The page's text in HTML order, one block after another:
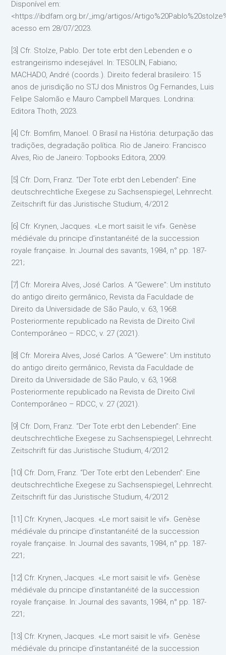
Disponível em:
<https://ibdfam.org.br/_img/artigos/
acesso em 28/07/2023.
[3] Cfr. Stolze, Pablo. Der tote erbt den Lebenden e o
estrangeirismo indesejável. In: TESOLIN, Fabiano;
MACHADO, André (coords.). Direito federal brasileiro: 15
anos de jurisdição no STJ dos Ministros Og Fernandes, Luis
Felipe Salomão e Mauro Campbell Marques. Londrina:
Editora Thoth, 2023.
[4] Cfr. Bomfim, Manoel. O Brasil na História: deturpação das
tradições, degradação política. Rio de Janeiro: Francisco
Alves, Rio de Janeiro: Topbooks Editora, 2009.
[5] Cfr. Dorn, Franz. “Der Tote erbt den Lebenden”: Eine
deutschrechtliche Exegese zu Sachsenspiegel, Lehnrecht.
Zeitschrift für das Juristische Studium, 4/2012
[6] Cfr. Krynen, Jacques. «Le mort saisit le vif». Genèse
médiévale du principe d’instantanéité de la succession
royale française. In: Journal des savants, 1984, n° pp. 187-
221;
[7] Cfr. Moreira Alves, José Carlos. A “Gewere”: Um instituto
do antigo direito germânico, Revista da Faculdade de
Direito da Universidade de São Paulo, v. 63, 1968.
Posteriormente republicado na Revista de Direito Civil
Contemporâneo – RDCC, v. 27 (2021).
[8] Cfr. Moreira Alves, José Carlos. A “Gewere”: Um instituto
do antigo direito germânico, Revista da Faculdade de
Direito da Universidade de São Paulo, v. 63, 1968.
Posteriormente republicado na Revista de Direito Civil
Contemporâneo – RDCC, v. 27 (2021).
[9] Cfr. Dorn, Franz. “Der Tote erbt den Lebenden”: Eine
deutschrechtliche Exegese zu Sachsenspiegel, Lehnrecht.
Zeitschrift für das Juristische Studium, 4/2012
[10] Cfr. Dorn, Franz. “Der Tote erbt den Lebenden”: Eine
deutschrechtliche Exegese zu Sachsenspiegel, Lehnrecht.
Zeitschrift für das Juristische Studium, 4/2012
[11] Cfr. Krynen, Jacques. «Le mort saisit le vif». Genèse
médiévale du principe d’instantanéité de la succession
royale française. In: Journal des savants, 1984, n° pp. 187-
221;
[12] Cfr. Krynen, Jacques. «Le mort saisit le vif». Genèse
médiévale du principe d’instantanéité de la succession
royale française. In: Journal des savants, 1984, n° pp. 187-
221;
[13] Cfr. Krynen, Jacques. «Le mort saisit le vif». Genèse
médiévale du principe d’instantanéité de la succession